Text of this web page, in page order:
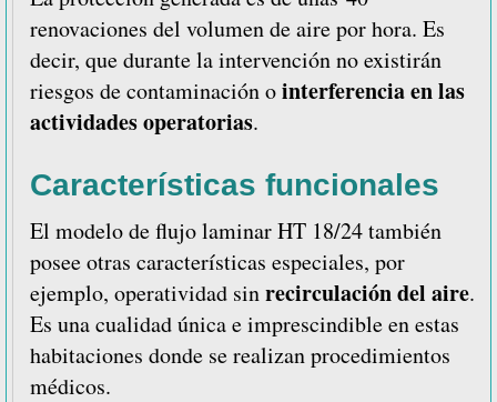
renovaciones del volumen de aire por hora. Es
decir, que durante la intervención no existirán
riesgos de contaminación ointerferencia en las
actividades operatorias.
Características funcionales
El modelo de flujo laminar HT 18/24 también
posee otras características especiales, por
ejemplo, operatividad sinrecirculación del aire.
Es una cualidad única e imprescindible en estas
habitaciones donde se realizan procedimientos
médicos.